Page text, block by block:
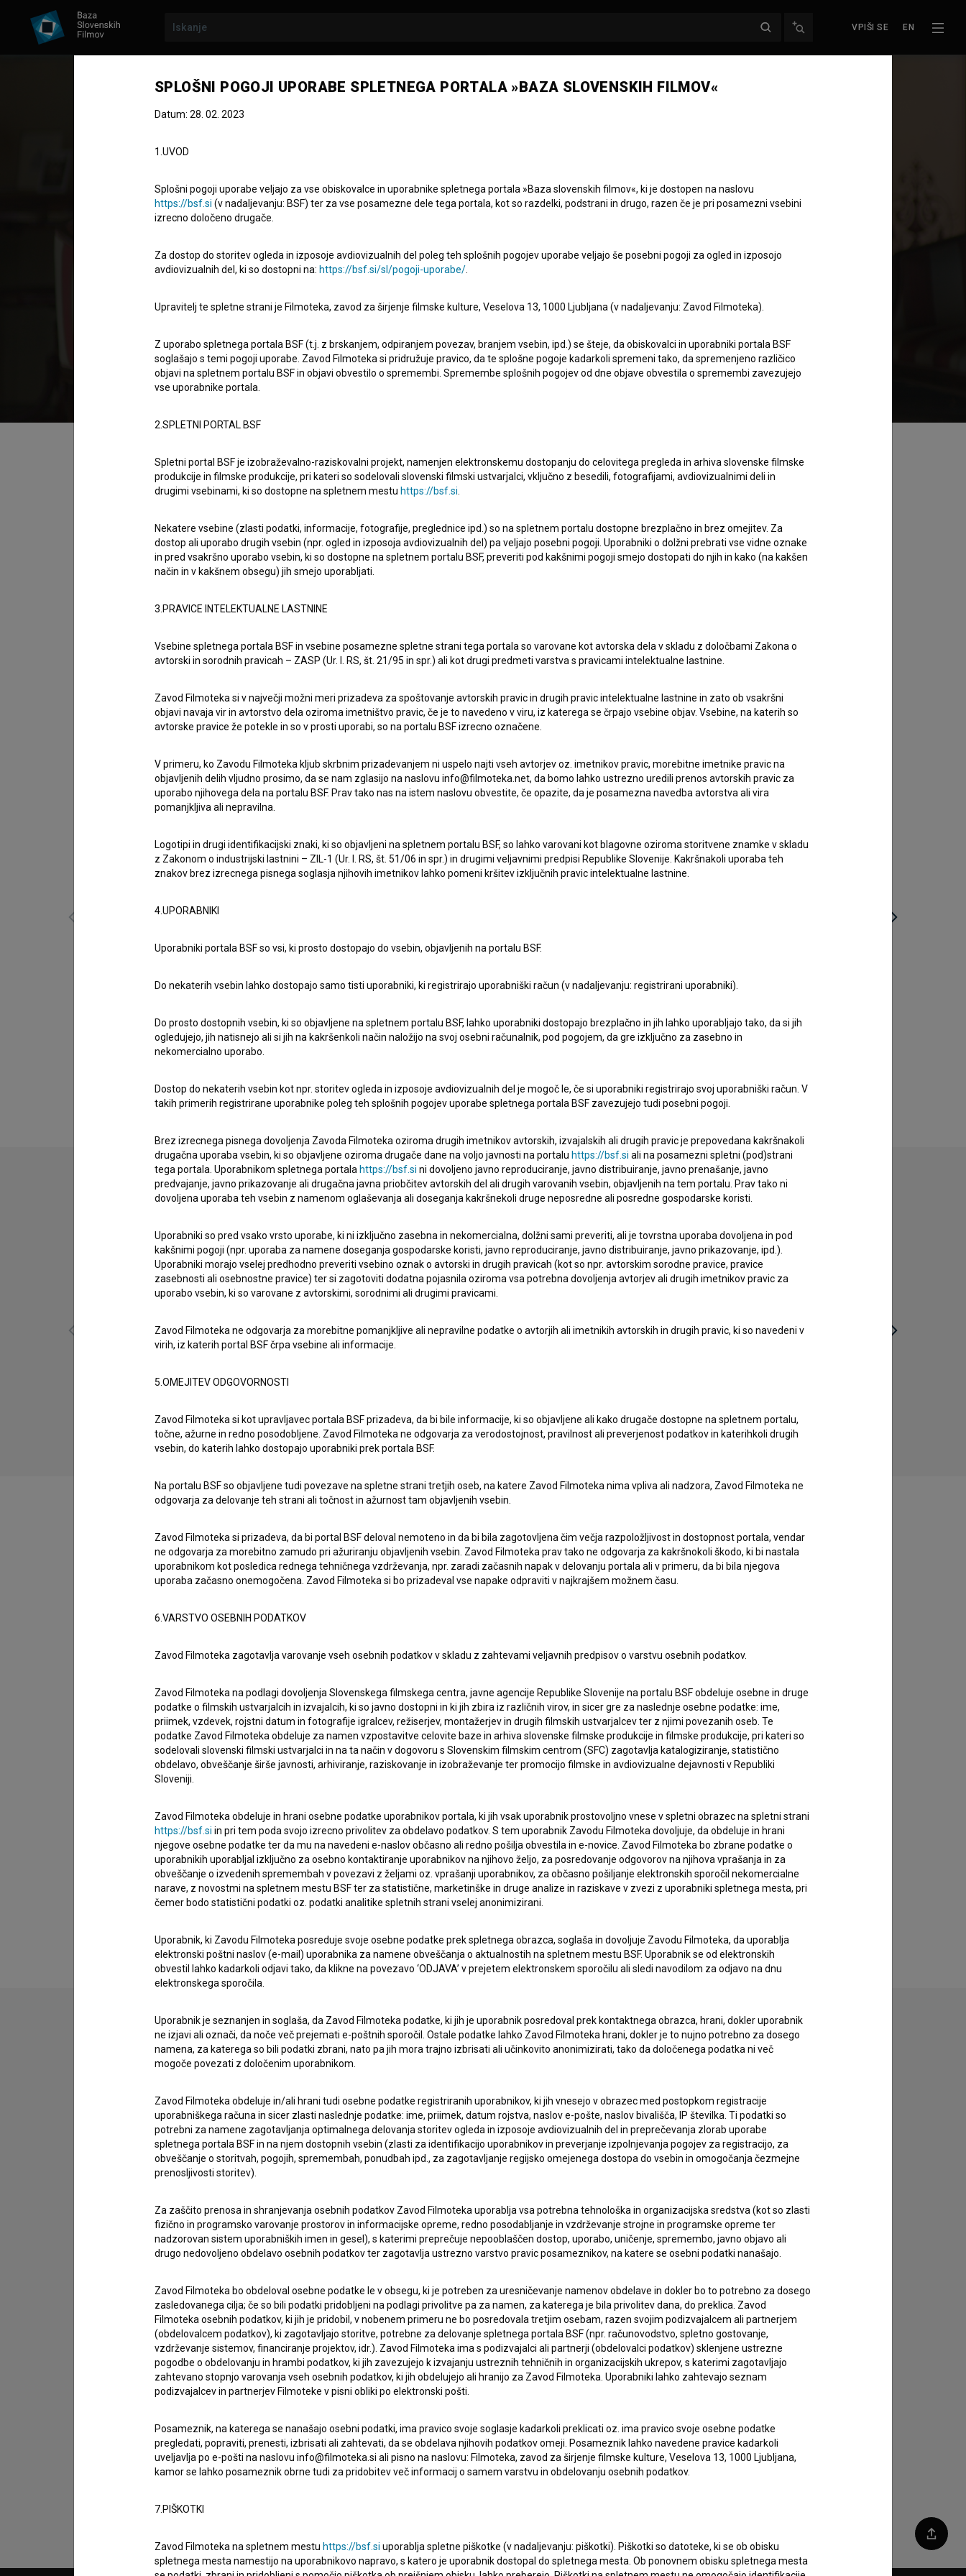
VPIŠI SE EN
Kino Volta
Napovednik Želim si ogledati ta film
kinematografije, ki je bila takrat na pohodu in je skupini nadobudnih Tržačanov v povezavi s takrat še
neznanim pisateljem Jamesom Joyceom odprla možnost, da so se zapisali v filmsko zgodovino
Slovenije, Italije, Irske in Romunije.
Danijel Malalan,Nikla Petruška Panizon,Adriano Giraldi
bilo izhodišče za ta dokumentarec. Želel sem posneti zelo tržaški film, poklon svojemu mestu in ljudem, ki so
sodelovali pri tem podvigu.
(69)
Oglejte si
'91 (2021)
Zasedba
Organizacije
Nagrade in nominacije
Projekcije
Razširjeni podatki
Stik z uredništvom
Spoštovani, s pomočjo spodnjega obrazca lahko stopite v stik z uredništvom Baze slovenskih filmov. Veseli bomo vaših odzivov.
imam vprašanje
prijavljam napako
želim dodati podatke
Sprejemamsplošne pogojein dajemsoglasjeza zbiranje, hrambo in obdelavo osebnih
podatkov.
Deli
SPLOŠNI POGOJI UPORABE SPLETNEGA PORTALA »BAZA SLOVENSKIH FILMOV«
Datum: 28. 02. 2023
1.UVOD
Splošni pogoji uporabe veljajo za vse obiskovalce in uporabnike spletnega portala »Baza slovenskih filmov«, ki je dostopen na naslovu
https://bsf.si (v nadaljevanju: BSF) ter za vse posamezne dele tega portala, kot so razdelki, podstrani in drugo, razen če je pri posamezni vsebini
izrecno določeno drugače.
Za dostop do storitev ogleda in izposoje avdiovizualnih del poleg teh splošnih pogojev uporabe veljajo še posebni pogoji za ogled in izposojo
avdiovizualnih del, ki so dostopni na: https://bsf.si/sl/pogoji-uporabe/
Upravitelj te spletne strani je Filmoteka, zavod za širjenje filmske kulture, Veselova 13, 1000 Ljubljana (v nadaljevanju: Zavod Filmoteka).
Z uporabo spletnega portala BSF (t.j. z brskanjem, odpiranjem povezav, branjem vsebin, ipd.) se šteje, da obiskovalci in uporabniki portala BSF
soglašajo s temi pogoji uporabe. Zavod Filmoteka si pridružuje pravico, da te splošne pogoje kadarkoli spremeni tako, da spremenjeno različico
objavi na spletnem portalu BSF in objavi obvestilo o spremembi. Spremembe splošnih pogojev od dne objave obvestila o spremembi zavezujejo
vse uporabnike portala.
2.SPLETNI PORTAL BSF
Spletni portal BSF je izobraževalno-raziskovalni projekt, namenjen elektronskemu dostopanju do celovitega pregleda in arhiva slovenske filmske
produkcije in filmske produkcije, pri kateri so sodelovali slovenski filmski ustvarjalci, vključno z besedili, fotografijami, avdiovizualnimi deli in
drugimi vsebinami, ki so dostopne na spletnem mestu https://bsf.si
Nekatere vsebine (zlasti podatki, informacije, fotografije, preglednice ipd.) so na spletnem portalu dostopne brezplačno in brez omejitev. Za
dostop ali uporabo drugih vsebin (npr. ogled in izposoja avdiovizualnih del) pa veljajo posebni pogoji. Uporabniki o dolžni prebrati vse vidne oznake
in pred vsakršno uporabo vsebin, ki so dostopne na spletnem portalu BSF, preveriti pod kakšnimi pogoji smejo dostopati do njih in kako (na kakšen
način in v kakšnem obsegu) jih smejo uporabljati.
3.PRAVICE INTELEKTUALNE LASTNINE
Vsebine spletnega portala BSF in vsebine posamezne spletne strani tega portala so varovane kot avtorska dela v skladu z določbami Zakona o
avtorski in sorodnih pravicah – ZASP (Ur. l. RS, št. 21/95 in spr.) ali kot drugi predmeti varstva s pravicami intelektualne lastnine.
Zavod Filmoteka si v največji možni meri prizadeva za spoštovanje avtorskih pravic in drugih pravic intelektualne lastnine in zato ob vsakršni
objavi navaja vir in avtorstvo dela oziroma imetništvo pravic, če je to navedeno v viru, iz katerega se črpajo vsebine objav. Vsebine, na katerih so
avtorske pravice že potekle in so v prosti uporabi, so na portalu BSF izrecno označene.
V primeru, ko Zavodu Filmoteka kljub skrbnim prizadevanjem ni uspelo najti vseh avtorjev oz. imetnikov pravic, morebitne imetnike pravic na
objavljenih delih vljudno prosimo, da se nam zglasijo na naslovu info@filmoteka.net, da bomo lahko ustrezno uredili prenos avtorskih pravic za
uporabo njihovega dela na portalu BSF. Prav tako nas na istem naslovu obvestite, če opazite, da je posamezna navedba avtorstva ali vira
pomanjkljiva ali nepravilna.
Logotipi in drugi identifikacijski znaki, ki so objavljeni na spletnem portalu BSF, so lahko varovani kot blagovne oziroma storitvene znamke v skladu
z Zakonom o industrijski lastnini – ZIL-1 (Ur. l. RS, št. 51/06 in spr.) in drugimi veljavnimi predpisi Republike Slovenije. Kakršnakoli uporaba teh
znakov brez izrecnega pisnega soglasja njihovih imetnikov lahko pomeni kršitev izključnih pravic intelektualne lastnine.
4.UPORABNIKI
Uporabniki portala BSF so vsi, ki prosto dostopajo do vsebin, objavljenih na portalu BSF.
Do nekaterih vsebin lahko dostopajo samo tisti uporabniki, ki registrirajo uporabniški račun (v nadaljevanju: registrirani uporabniki).
Do prosto dostopnih vsebin, ki so objavljene na spletnem portalu BSF, lahko uporabniki dostopajo brezplačno in jih lahko uporabljajo tako, da si jih
ogledujejo, jih natisnejo ali si jih na kakršenkoli način naložijo na svoj osebni računalnik, pod pogojem, da gre izključno za zasebno in
nekomercialno uporabo.
Dostop do nekaterih vsebin kot npr. storitev ogleda in izposoje avdiovizualnih del je mogoč le, če si uporabniki registrirajo svoj uporabniški račun. V
takih primerih registrirane uporabnike poleg teh splošnih pogojev uporabe spletnega portala BSF zavezujejo tudi posebni pogoji.
Brez izrecnega pisnega dovoljenja Zavoda Filmoteka oziroma drugih imetnikov avtorskih, izvajalskih ali drugih pravic je prepovedana kakršnakoli
drugačna uporaba vsebin, ki so objavljene oziroma drugače dane na voljo javnosti na portalu https://bsf.si ali na posamezni spletni (pod)strani
tega portala. Uporabnikom spletnega portala https://bsf.si ni dovoljeno javno reproduciranje, javno distribuiranje, javno prenašanje, javno
predvajanje, javno prikazovanje ali drugačna javna priobčitev avtorskih del ali drugih varovanih vsebin, objavljenih na tem portalu. Prav tako ni
dovoljena uporaba teh vsebin z namenom oglaševanja ali doseganja kakršnekoli druge neposredne ali posredne gospodarske koristi.
Uporabniki so pred vsako vrsto uporabe, ki ni izključno zasebna in nekomercialna, dolžni sami preveriti, ali je tovrstna uporaba dovoljena in pod
kakšnimi pogoji (npr. uporaba za namene doseganja gospodarske koristi, javno reproduciranje, javno distribuiranje, javno prikazovanje, ipd.).
Uporabniki morajo vselej predhodno preveriti vsebino oznak o avtorski in drugih pravicah (kot so npr. avtorskim sorodne pravice, pravice
zasebnosti ali osebnostne pravice) ter si zagotoviti dodatna pojasnila oziroma vsa potrebna dovoljenja avtorjev ali drugih imetnikov pravic za
uporabo vsebin, ki so varovane z avtorskimi, sorodnimi ali drugimi pravicami.
Zavod Filmoteka ne odgovarja za morebitne pomanjkljive ali nepravilne podatke o avtorjih ali imetnikih avtorskih in drugih pravic, ki so navedeni v
virih, iz katerih portal BSF črpa vsebine ali informacije.
5.OMEJITEV ODGOVORNOSTI
Zavod Filmoteka si kot upravljavec portala BSF prizadeva, da bi bile informacije, ki so objavljene ali kako drugače dostopne na spletnem portalu,
točne, ažurne in redno posodobljene. Zavod Filmoteka ne odgovarja za verodostojnost, pravilnost ali preverjenost podatkov in katerihkoli drugih
vsebin, do katerih lahko dostopajo uporabniki prek portala BSF.
Na portalu BSF so objavljene tudi povezave na spletne strani tretjih oseb, na katere Zavod Filmoteka nima vpliva ali nadzora, Zavod Filmoteka ne
odgovarja za delovanje teh strani ali točnost in ažurnost tam objavljenih vsebin.
Zavod Filmoteka si prizadeva, da bi portal BSF deloval nemoteno in da bi bila zagotovljena čim večja razpoložljivost in dostopnost portala, vendar
ne odgovarja za morebitno zamudo pri ažuriranju objavljenih vsebin. Zavod Filmoteka prav tako ne odgovarja za kakršnokoli škodo, ki bi nastala
uporabnikom kot posledica rednega tehničnega vzdrževanja, npr. zaradi začasnih napak v delovanju portala ali v primeru, da bi bila njegova
uporaba začasno onemogočena. Zavod Filmoteka si bo prizadeval vse napake odpraviti v najkrajšem možnem času.
6.VARSTVO OSEBNIH PODATKOV
Zavod Filmoteka zagotavlja varovanje vseh osebnih podatkov v skladu z zahtevami veljavnih predpisov o varstvu osebnih podatkov.
Zavod Filmoteka na podlagi dovoljenja Slovenskega filmskega centra, javne agencije Republike Slovenije na portalu BSF obdeluje osebne in druge
podatke o filmskih ustvarjalcih in izvajalcih, ki so javno dostopni in ki jih zbira iz različnih virov, in sicer gre za naslednje osebne podatke: ime,
priimek, vzdevek, rojstni datum in fotografije igralcev, režiserjev, montažerjev in drugih filmskih ustvarjalcev ter z njimi povezanih oseb. Te
podatke Zavod Filmoteka obdeluje za namen vzpostavitve celovite baze in arhiva slovenske filmske produkcije in filmske produkcije, pri kateri so
sodelovali slovenski filmski ustvarjalci in na ta način v dogovoru s Slovenskim filmskim centrom (SFC) zagotavlja katalogiziranje, statistično
obdelavo, obveščanje širše javnosti, arhiviranje, raziskovanje in izobraževanje ter promocijo filmske in avdiovizualne dejavnosti v Republiki
Sloveniji.
Zavod Filmoteka obdeluje in hrani osebne podatke uporabnikov portala, ki jih vsak uporabnik prostovoljno vnese v spletni obrazec na spletni strani
https://bsf.si in pri tem poda svojo izrecno privolitev za obdelavo podatkov. S tem uporabnik Zavodu Filmoteka dovoljuje, da obdeluje in hrani
njegove osebne podatke ter da mu na navedeni e-naslov občasno ali redno pošilja obvestila in e-novice. Zavod Filmoteka bo zbrane podatke o
uporabnikih uporabljal izključno za osebno kontaktiranje uporabnikov na njihovo željo, za posredovanje odgovorov na njihova vprašanja in za
obveščanje o izvedenih spremembah v povezavi z željami oz. vprašanji uporabnikov, za občasno pošiljanje elektronskih sporočil nekomercialne
narave, z novostmi na spletnem mestu BSF ter za statistične, marketinške in druge analize in raziskave v zvezi z uporabniki spletnega mesta, pri
čemer bodo statistični podatki oz. podatki analitike spletnih strani vselej anonimizirani.
Uporabnik, ki Zavodu Filmoteka posreduje svoje osebne podatke prek spletnega obrazca, soglaša in dovoljuje Zavodu Filmoteka, da uporablja
elektronski poštni naslov (e-mail) uporabnika za namene obveščanja o aktualnostih na spletnem mestu BSF. Uporabnik se od elektronskih
obvestil lahko kadarkoli odjavi tako, da klikne na povezavo ‘ODJAVA’ v prejetem elektronskem sporočilu ali sledi navodilom za odjavo na dnu
elektronskega sporočila.
Uporabnik je seznanjen in soglaša, da Zavod Filmoteka podatke, ki jih je uporabnik posredoval prek kontaktnega obrazca, hrani, dokler uporabnik
ne izjavi ali označi, da noče več prejemati e-poštnih sporočil. Ostale podatke lahko Zavod Filmoteka hrani, dokler je to nujno potrebno za dosego
namena, za katerega so bili podatki zbrani, nato pa jih mora trajno izbrisati ali učinkovito anonimizirati, tako da določenega podatka ni več
mogoče povezati z določenim uporabnikom.
Zavod Filmoteka obdeluje in/ali hrani tudi osebne podatke registriranih uporabnikov, ki jih vnesejo v obrazec med postopkom registracije
uporabniškega računa in sicer zlasti naslednje podatke: ime, priimek, datum rojstva, naslov e-pošte, naslov bivališča, IP številka. Ti podatki so
potrebni za namene zagotavljanja optimalnega delovanja storitev ogleda in izposoje avdiovizualnih del in preprečevanja zlorab uporabe
spletnega portala BSF in na njem dostopnih vsebin (zlasti za identifikacijo uporabnikov in preverjanje izpolnjevanja pogojev za registracijo, za
obveščanje o storitvah, pogojih, spremembah, ponudbah ipd., za zagotavljanje regijsko omejenega dostopa do vsebin in omogočanja čezmejne
prenosljivosti storitev).
Za zaščito prenosa in shranjevanja osebnih podatkov Zavod Filmoteka uporablja vsa potrebna tehnološka in organizacijska sredstva (kot so zlasti
fizično in programsko varovanje prostorov in informacijske opreme, redno posodabljanje in vzdrževanje strojne in programske opreme ter
nadzorovan sistem uporabniških imen in gesel), s katerimi preprečuje nepooblaščen dostop, uporabo, uničenje, spremembo, javno objavo ali
drugo nedovoljeno obdelavo osebnih podatkov ter zagotavlja ustrezno varstvo pravic posameznikov, na katere se osebni podatki nanašajo.
Zavod Filmoteka bo obdeloval osebne podatke le v obsegu, ki je potreben za uresničevanje namenov obdelave in dokler bo to potrebno za dosego
zasledovanega cilja; če so bili podatki pridobljeni na podlagi privolitve pa za namen, za katerega je bila privolitev dana, do preklica. Zavod
Filmoteka osebnih podatkov, ki jih je pridobil, v nobenem primeru ne bo posredovala tretjim osebam, razen svojim podizvajalcem ali partnerjem
(obdelovalcem podatkov), ki zagotavljajo storitve, potrebne za delovanje spletnega portala BSF (npr. računovodstvo, spletno gostovanje,
vzdrževanje sistemov, financiranje projektov, idr.). Zavod Filmoteka ima s podizvajalci ali partnerji (obdelovalci podatkov) sklenjene ustrezne
pogodbe o obdelovanju in hrambi podatkov, ki jih zavezujejo k izvajanju ustreznih tehničnih in organizacijskih ukrepov, s katerimi zagotavljajo
zahtevano stopnjo varovanja vseh osebnih podatkov, ki jih obdelujejo ali hranijo za Zavod Filmoteka. Uporabniki lahko zahtevajo seznam
podizvajalcev in partnerjev Filmoteke v pisni obliki po elektronski pošti.
Posameznik, na katerega se nanašajo osebni podatki, ima pravico svoje soglasje kadarkoli preklicati oz. ima pravico svoje osebne podatke
pregledati, popraviti, prenesti, izbrisati ali zahtevati, da se obdelava njihovih podatkov omeji. Posameznik lahko navedene pravice kadarkoli
uveljavlja po e-pošti na naslovu info@filmoteka.si ali pisno na naslovu: Filmoteka, zavod za širjenje filmske kulture, Veselova 13, 1000 Ljubljana,
kamor se lahko posameznik obrne tudi za pridobitev več informacij o samem varstvu in obdelovanju osebnih podatkov.
7.PIŠKOTKI
Zavod Filmoteka na spletnem mestu https://bsf.si uporablja spletne piškotke (v nadaljevanju: piškotki). Piškotki so datoteke, ki se ob obisku
spletnega mesta namestijo na uporabnikovo napravo, s katero je uporabnik dostopal do spletnega mesta. Ob ponovnem obisku spletnega mesta